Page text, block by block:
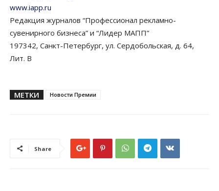
www.iapp.ru
Редакция журналов “Профессионал рекламно-
сувенирного бизнеса” и “Лидер МАПП”
197342, Санкт-Петербург, ул. Сердобольская, д. 64,
Лит. В
МЕТКИ Новости Премии
Share